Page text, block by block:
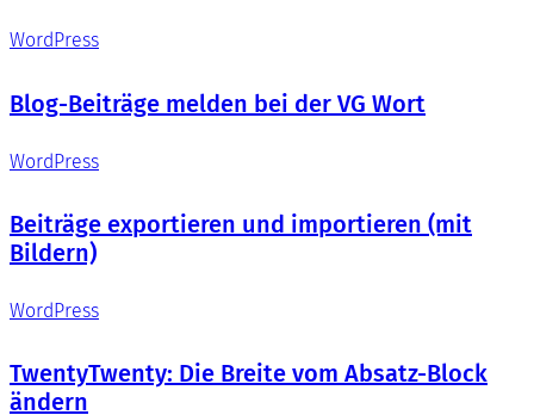
WordPress
Blog-Beiträge melden bei der VG Wort
WordPress
Beiträge exportieren und importieren (mit
Bildern)
WordPress
TwentyTwenty: Die Breite vom Absatz-Block
ändern